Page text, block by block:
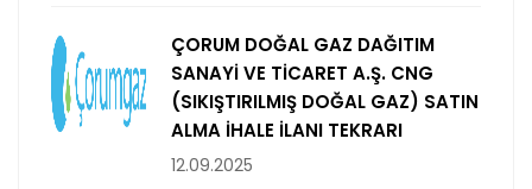
ÇORUM DOĞAL GAZ DAĞITIM
SANAYİ VE TİCARET A.Ş. CNG
(SIKIŞTIRILMIŞ DOĞAL GAZ) SATIN
ALMA İHALE İLANI TEKRARI
12.09.2025